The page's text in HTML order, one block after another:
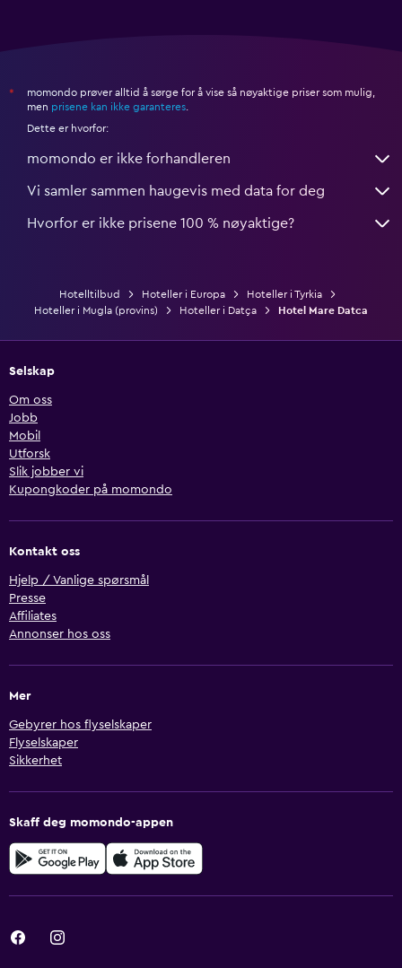
*
momondo prøver alltid å sørge for å vise så nøyaktige priser som mulig,
men prisene kan ikke garanteres
Dette er hvorfor:
momondo er ikke forhandleren
Vi samler sammen haugevis med data for deg
Hvorfor er ikke prisene 100 % nøyaktige?
Hotelltilbud Hoteller i Europa
Hoteller i Tyrkia
Hoteller i Mugla (provins)
Hoteller i Datça Hotel Mare Datca
Selskap
Om oss
Jobb
Mobil
Utforsk
Slik jobber vi
Kupongkoder på momondo
Kontakt oss
Hjelp / Vanlige spørsmål
Presse
Affiliates
Annonser hos oss
Mer
Gebyrer hos flyselskaper
Flyselskaper
Sikkerhet
Skaff deg momondo-appen